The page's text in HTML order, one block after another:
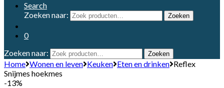
Search
Zoeken naar:
Zoeken
0
Zoeken naar:
Zoeken
Home Wonen en leven Keuken Eten en drinken Reflex
Snijmes hoekmes
-13%